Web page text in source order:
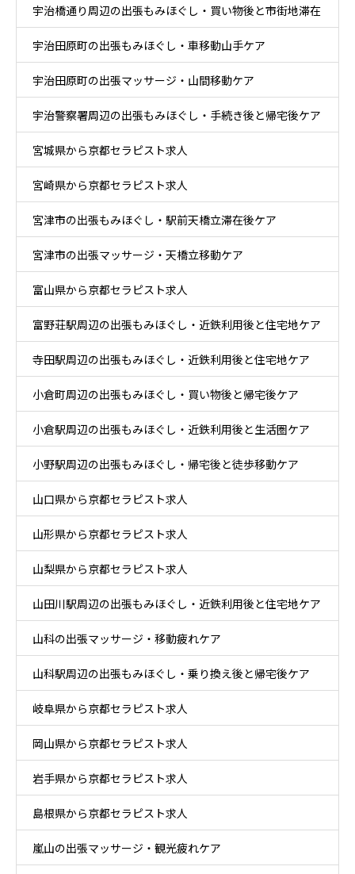
り時間ケア
宇治橋通り周辺の出張もみほぐし・買い物後と市街地滞在
ケア
宇治田原町の出張もみほぐし・車移動山手ケア
宇治田原町の出張マッサージ・山間移動ケア
宇治警察署周辺の出張もみほぐし・手続き後と帰宅後ケア
宮城県から京都セラピスト求人
宮崎県から京都セラピスト求人
宮津市の出張もみほぐし・駅前天橋立滞在後ケア
宮津市の出張マッサージ・天橋立移動ケア
富山県から京都セラピスト求人
富野荘駅周辺の出張もみほぐし・近鉄利用後と住宅地ケア
寺田駅周辺の出張もみほぐし・近鉄利用後と住宅地ケア
小倉町周辺の出張もみほぐし・買い物後と帰宅後ケア
小倉駅周辺の出張もみほぐし・近鉄利用後と生活圏ケア
小野駅周辺の出張もみほぐし・帰宅後と徒歩移動ケア
山口県から京都セラピスト求人
山形県から京都セラピスト求人
山梨県から京都セラピスト求人
山田川駅周辺の出張もみほぐし・近鉄利用後と住宅地ケア
山科の出張マッサージ・移動疲れケア
山科駅周辺の出張もみほぐし・乗り換え後と帰宅後ケア
岐阜県から京都セラピスト求人
岡山県から京都セラピスト求人
岩手県から京都セラピスト求人
島根県から京都セラピスト求人
嵐山の出張マッサージ・観光疲れケア